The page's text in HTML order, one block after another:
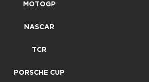
MOTOGP
NASCAR
TCR
PORSCHE CUP